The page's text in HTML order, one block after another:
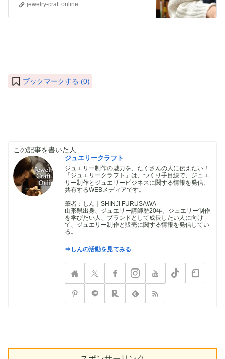
jewelry-craft.online
ブックマークする (0)
この記事を書いた人
ジュエリークラフト
ジュエリー制作の魅力を、たくさんの人に伝えたい！
「ジュエリークラフト」は、つくり手目線で、ジュエ
リー制作とジュエリービジネスに関する情報を発信、
共有するWEBメディアです。
筆者：しん｜SHINJI FURUSAWA
山形県出身、ジュエリー講師歴20年。ジュエリー制作
を学びたい人、ブランドとして成長したい人に向け
て、ジュエリー制作と販売に関する情報を発信してい
る。
⇒しんの活動を見てみる